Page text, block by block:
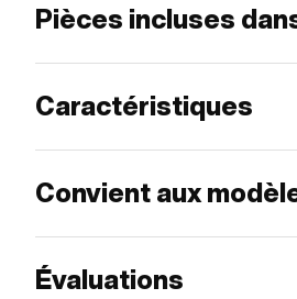
Pièces incluses
Caractéristiques
Convient aux
Évaluations